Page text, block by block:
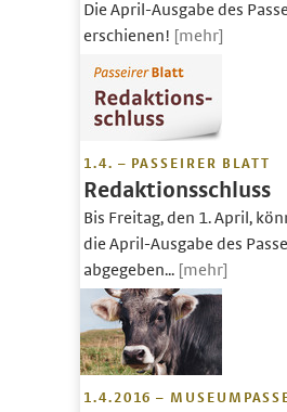
Die April-Ausgabe des
erschienen! [mehr]
1.4. – PASSEIRER BLATT
Redaktionsschluss
Bis Freitag, den 1. April,
die April-Ausgabe des
abgegeben... [mehr]
1.4.2016 –